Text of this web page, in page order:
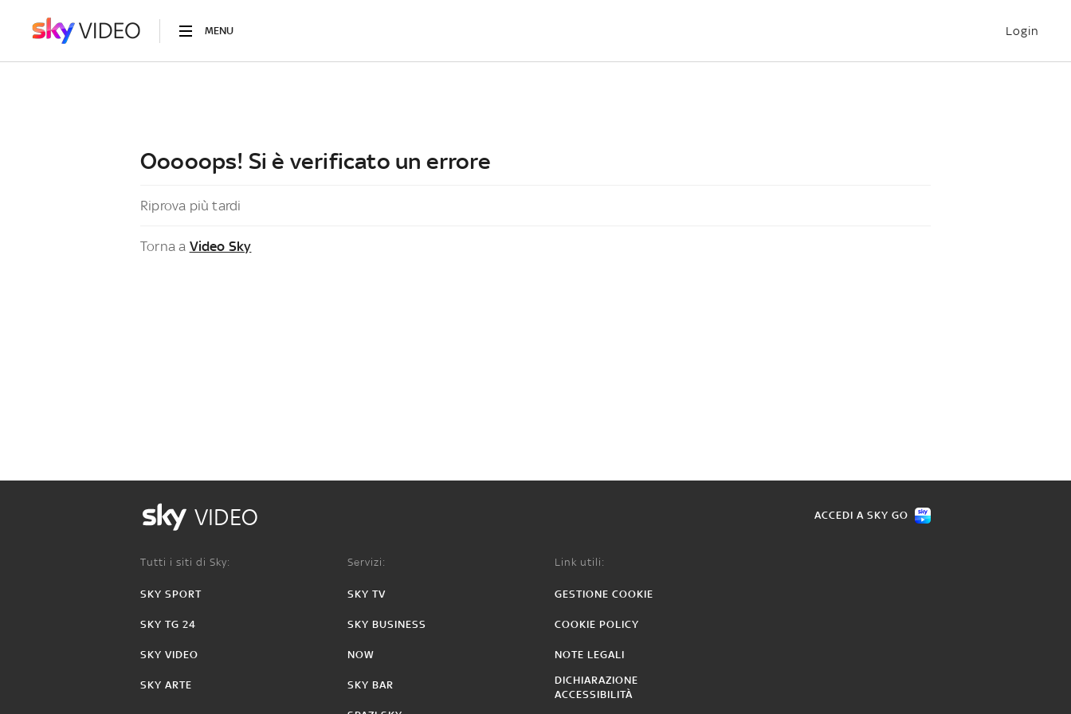
MENU Login
Ooooops! Si è verificato un errore
Riprova più tardi
Torna a Video Sky
VIDEO ACCEDI A SKY GO
Tutti i siti di Sky:
SKY SPORT
SKY TG 24
SKY VIDEO
SKY ARTE
Servizi:
SKY TV
SKY BUSINESS
NOW
SKY BAR
Link utili:
GESTIONE COOKIE
COOKIE POLICY
NOTE LEGALI
DICHIARAZIONE
ACCESSIBILITÀ